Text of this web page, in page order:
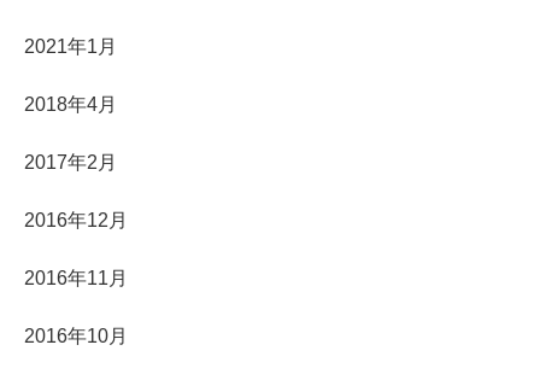
2021年1月
2018年4月
2017年2月
2016年12月
2016年11月
2016年10月